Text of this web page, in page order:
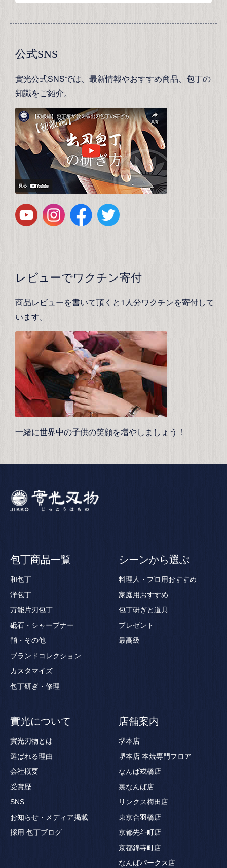
公式SNS
實光公式SNSでは、最新情報やおすすめ商品、包丁の
知識をご紹介。
レビューでワクチン寄付
商品レビューを書いて頂くと1人分ワクチンを寄付して
います。
一緒に世界中の子供の笑顔を増やしましょう！
包丁商品一覧
和包丁
洋包丁
万能片刃包丁
砥石・シャープナー
鞘・その他
ブランドコレクション
カスタマイズ
包丁研ぎ・修理
シーンから選ぶ
料理人・プロ用おすすめ
家庭用おすすめ
包丁研ぎと道具
プレゼント
最高級
實光について
實光刃物とは
選ばれる理由
会社概要
受賞歴
SNS
お知らせ・メディア掲載
採用 包丁ブログ
店舗案内
堺本店
堺本店 本焼専門フロア
なんば戎橋店
裏なんば店
リンクス梅田店
東京合羽橋店
京都先斗町店
京都錦寺町店
なんばパークス店